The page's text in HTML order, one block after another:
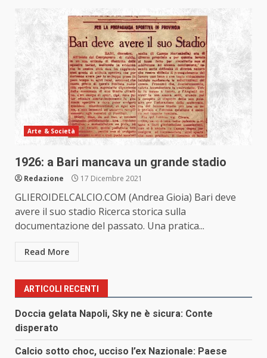
Arte & Società
1926: a Bari mancava un grande stadio
Redazione 17 Dicembre 2021
GLIEROIDELCALCIO.COM (Andrea Gioia) Bari deve
avere il suo stadio Ricerca storica sulla
documentazione del passato. Una pratica...
Read More
ARTICOLI RECENTI
Doccia gelata Napoli, Sky ne è sicura: Conte
disperato
Calcio sotto choc, ucciso l’ex Nazionale: Paese